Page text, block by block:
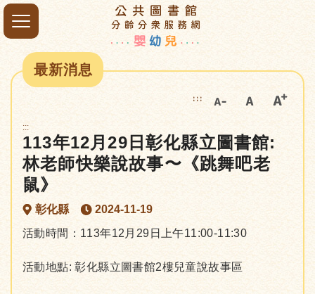
最新消息
:::
:::
113年12月29日彰化縣立圖書館:
林老師快樂說故事〜《跳舞吧老
鼠》
彰化縣
2024-11-19
活動時間：113年12月29日上午11:00-11:30
活動地點: 彰化縣立圖書館2樓兒童說故事區